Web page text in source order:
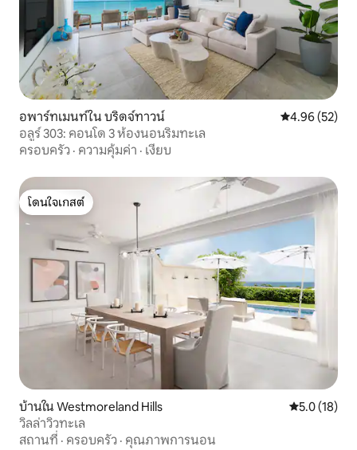
อพาร์ทเมนท์ใน บริดจ์ทาวน์ คะแนนเฉลี่ย
4.96 (52)
อลูร์ 303: คอนโด 3 ห้องนอนริมทะเล
ครอบครัว · ความคุ้มค่า · เงียบ
โดนใจเกสต์
โดนใจเกสต์
บ้านใน Westmoreland Hills คะแนนเฉลี่ย
5.0 (18)
วิลล่าวิวทะเล
สถานที่ · ครอบครัว · คุณภาพการนอน